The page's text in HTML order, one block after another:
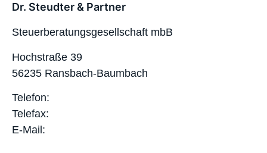
Dr. Steudter & Partner
Steuerberatungsgesellschaft mbB
Hochstraße 39
56235 Ransbach-Baumbach
Telefon:
Telefax:
E-Mail: